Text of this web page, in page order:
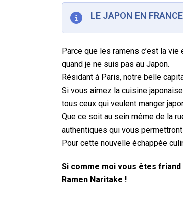
LE JAPON EN FRANCE
Parce que les ramens c’est la
quand je ne suis pas au Japon.
Résidant à Paris, notre belle
Si vous aimez la cuisine
tous ceux qui veulent manger
Que ce soit au sein même de la
authentiques qui vous
Pour cette nouvelle échappée
Si comme moi vous êtes
Ramen Naritake !